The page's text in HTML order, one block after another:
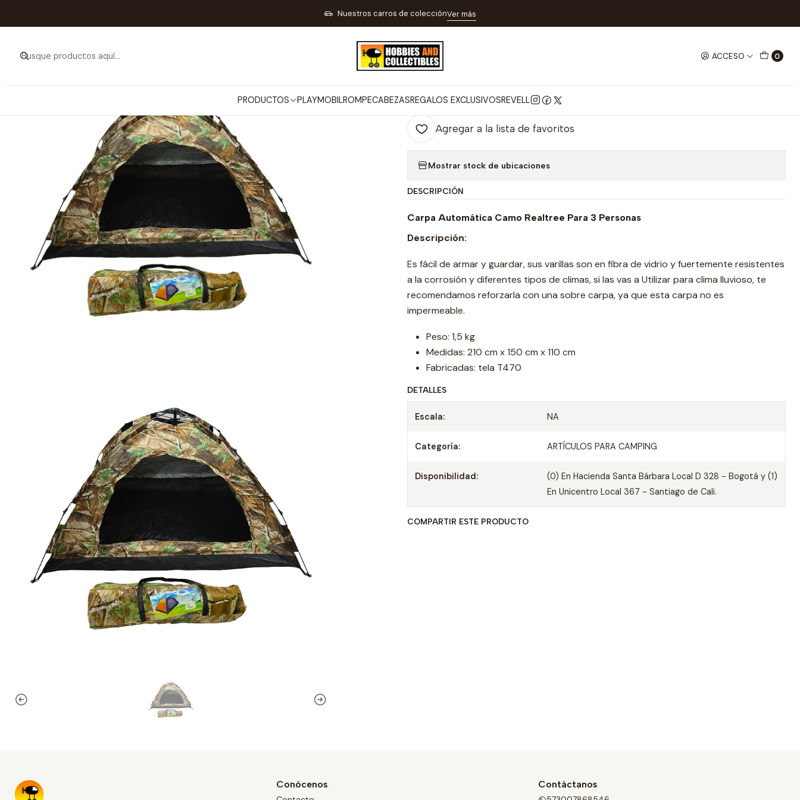
ACCESO 0
PRODUCTOS PLAYMOBILROMPECABEZASREGALOS EXCLUSIVOSREVELL
Nuestros carros de colecciónVer más
ARTÍCULOS PARA TIRO DEPORTIVO PESCA Y CAMPING ARTÍCULOS PARA CAMPING
|
Carpa Automatica Para 3 Personas
Cantidad
Comprar ahora
Agregar a la lista de favoritos
Mostrar stock de ubicaciones
DESCRIPCIÓN
Carpa Automática Camo Realtree Para 3 Personas
Descripción:
Es fácil de armar y guardar, sus varillas son en fibra de vidrio y fuertemente resistentes
a la corrosión y diferentes tipos de climas, si las vas a Utilizar para clima lluvioso, te
recomendamos reforzarla con una sobre carpa, ya que esta carpa no es
impermeable.
Peso: 1,5 kg
Medidas: 210 cm x 150 cm x 110 cm
Fabricadas: tela T470
DETALLES
Escala: NA
Categoría: ARTÍCULOS PARA CAMPING
Disponibilidad:
(0) En Hacienda Santa Bárbara Local D 328 - Bogotá y (1)
En Unicentro Local 367 - Santiago de Cali.
COMPARTIR ESTE PRODUCTO
Conócenos Contáctanos